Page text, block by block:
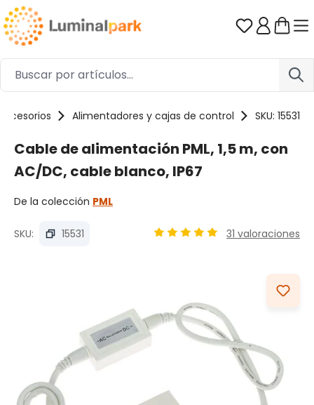
Saltar al contenido principal Tienes 0
Alimentadores y cajas de control SKU: 15531
Cable de alimentación PML, 1,5 m, con
AC/DC, cable blanco, IP67
De la colección PML
SKU: 15531 31 valoraciones